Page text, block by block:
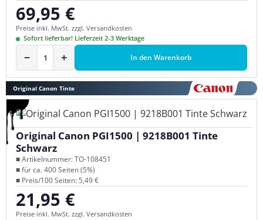
Regulärer Preis:
69,95 €
Preise inkl. MwSt. zzgl. Versandkosten
Sofort lieferbar! Lieferzeit 2-3 Werktage
− + In den Warenkorb
Original Canon Tinte
Original Canon PGI1500 | 9218B001 Tinte
Schwarz
■ Artikelnummer: TO-108451
■ für ca. 400 Seiten (5%)
■ Preis/100 Seiten: 5,49 €
Regulärer Preis:
21,95 €
Preise inkl. MwSt. zzgl. Versandkosten